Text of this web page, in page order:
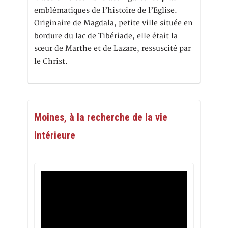
emblématiques de l’histoire de l’Eglise.
Originaire de Magdala, petite ville située en
bordure du lac de Tibériade, elle était la
sœur de Marthe et de Lazare, ressuscité par
le Christ.
Moines, à la recherche de la vie
intérieure